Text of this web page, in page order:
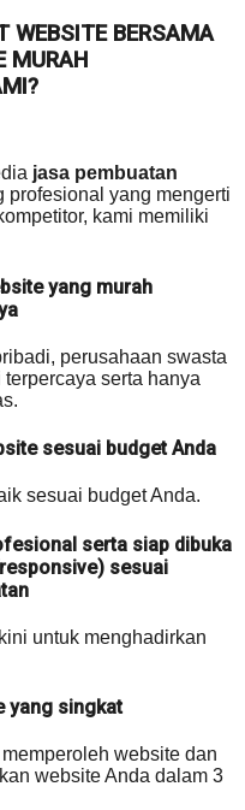
WEBSITE BERSAMA
MURAH
jasa pembuatan
profesional yang mengerti
kami memiliki
yang murah
perusahaan swasta
serta hanya
sesuai budget Anda
sesuai budget Anda.
serta siap dibuka
sesuai
untuk menghadirkan
yang singkat
website dan
website Anda dalam 3